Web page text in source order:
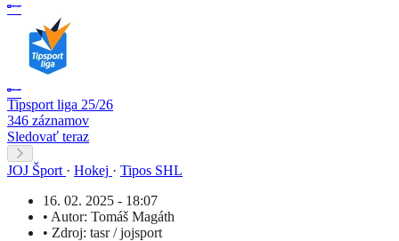
Tipsport liga 25/26
346 záznamov
Sledovať teraz
JOJ Šport · Hokej · Tipos SHL
16. 02. 2025 - 18:07
• Autor: Tomáš Magáth
• Zdroj: tasr / jojsport